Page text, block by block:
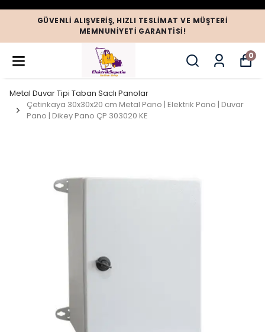
GÜVENLI ALIŞVERIŞ, HIZLI TESLIMAT VE MÜŞTERI
MEMNUNIYETI GARANTISI!
0
Metal Duvar Tipi Taban Saclı Panolar
Çetinkaya 30x30x20 cm Metal Pano | Elektrik Pano | Duvar
Pano | Dikey Pano ÇP 303020 KE